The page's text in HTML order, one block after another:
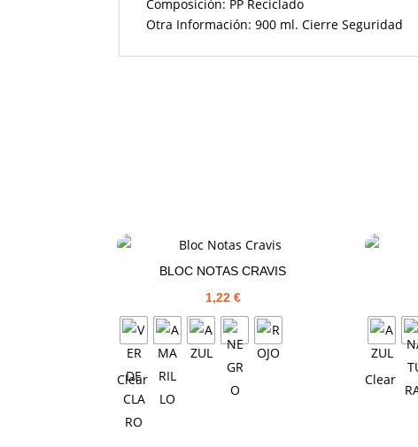
Composición: PP Reciclado
Otra Información: 900 ml. Cierre Seguridad
BLOC NOTAS CRAVIS
1,22 €
Clear Clear